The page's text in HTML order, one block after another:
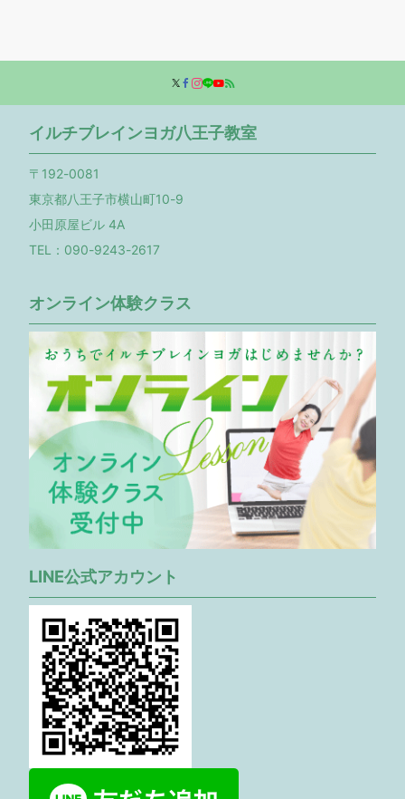
イルチブレインヨガ八王子教室
〒192-0081
東京都八王子市横山町10-9
小田原屋ビル 4A
TEL：090-9243-2617
オンライン体験クラス
LINE公式アカウント